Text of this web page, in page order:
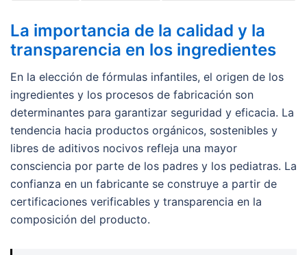
La importancia de la calidad y la
transparencia en los ingredientes
En la elección de fórmulas infantiles, el origen de los
ingredientes y los procesos de fabricación son
determinantes para garantizar seguridad y eficacia. La
tendencia hacia productos orgánicos, sostenibles y
libres de aditivos nocivos refleja una mayor
consciencia por parte de los padres y los pediatras. La
confianza en un fabricante se construye a partir de
certificaciones verificables y transparencia en la
composición del producto.